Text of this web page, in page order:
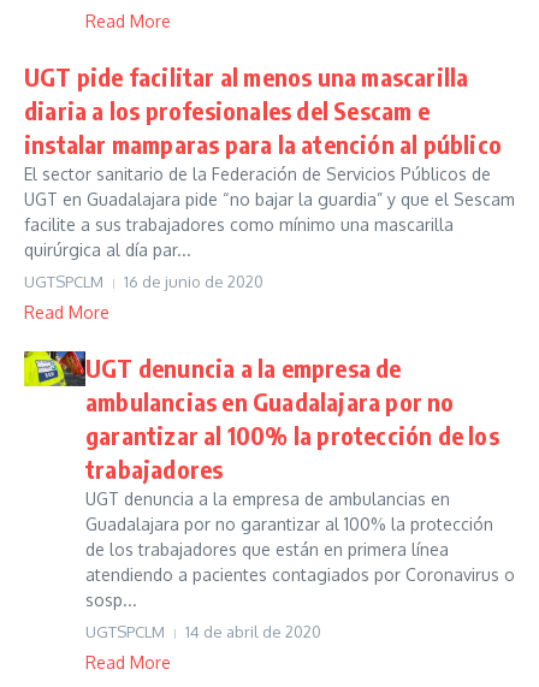
Read More
UGT pide facilitar al menos una mascarilla
diaria a los profesionales del Sescam e
instalar mamparas para la atención al público
El sector sanitario de la Federación de Servicios Públicos de
UGT en Guadalajara pide “no bajar la guardia” y que el Sescam
facilite a sus trabajadores como mínimo una mascarilla
quirúrgica al día par...
UGTSPCLM 16 de junio de 2020
Read More
UGT denuncia a la empresa de
ambulancias en Guadalajara por no
garantizar al 100% la protección de los
trabajadores
UGT denuncia a la empresa de ambulancias en
Guadalajara por no garantizar al 100% la protección
de los trabajadores que están en primera línea
atendiendo a pacientes contagiados por Coronavirus o
sosp...
UGTSPCLM 14 de abril de 2020
Read More